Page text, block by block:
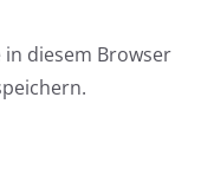
in diesem Browser